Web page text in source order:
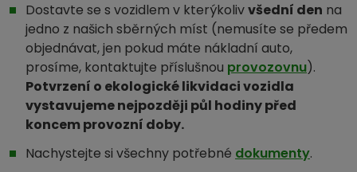
Dostavte se s vozidlem v kterýkolivvšední den na
jedno z našich sběrných míst (nemusíte se předem
objednávat, jen pokud máte nákladní auto,
prosíme, kontaktujte příslušnou provozovnu).
Potvrzení o ekologické likvidaci vozidla
vystavujeme nejpozději půl hodiny před
koncem provozní doby.
Nachystejte si všechny potřebné dokumenty.